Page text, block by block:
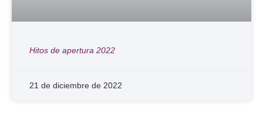
Hitos de apertura 2022
21 de diciembre de 2022